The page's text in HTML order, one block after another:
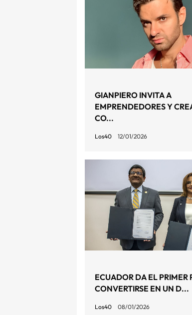
GIANPIERO INVITA A
EMPRENDEDORES Y
CO...
Los40 12/01/2026
ECUADOR DA EL PRIMER
CONVERTIRSE EN UN D...
Los40 08/01/2026